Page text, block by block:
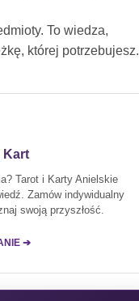
To wiedza,
której potrzebujesz.
Kart
Tarot i Karty Anielskie
Zamów indywidualny
swoją przyszłość.
➔